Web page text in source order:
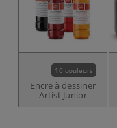
10 couleurs
Encre à dessiner
Artist Junior